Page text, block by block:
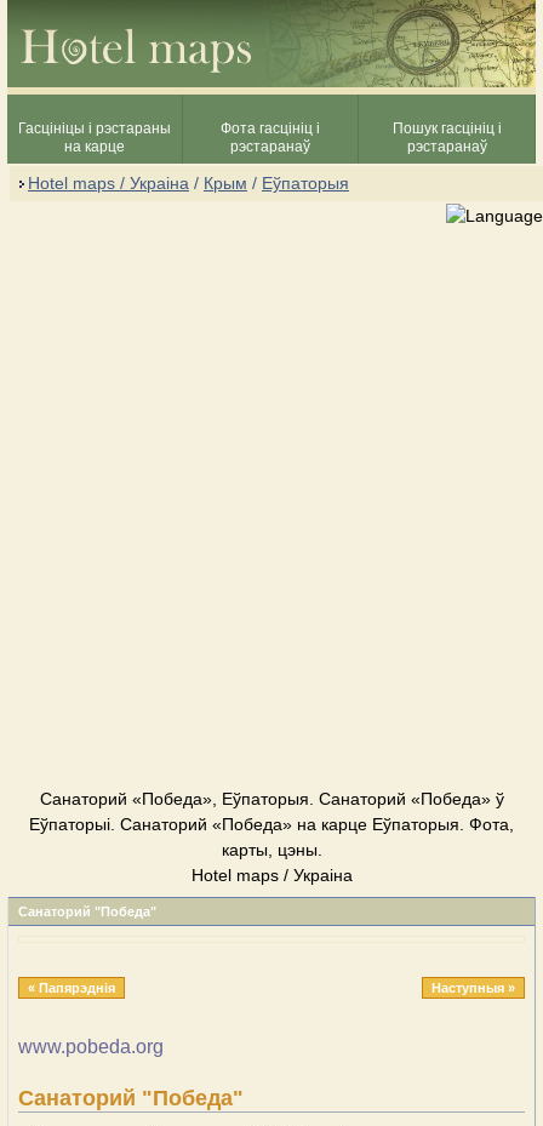
Гасцініцы і рэстараны
на карце
Фота гасцініц і
рэстаранаў
Пошук гасцініц і
рэстаранаў
Hotel maps / Украіна / Крым / Еўпаторыя
Cанаторий «Победа», Еўпаторыя. Cанаторий «Победа» ў
Еўпаторыі. Cанаторий «Победа» на карце Еўпаторыя. Фота,
карты, цэны.
Hotel maps / Украіна
Cанаторий "Победа"
« Папярэднія Наступныя »
www.pobeda.org
Cанаторий "Победа"